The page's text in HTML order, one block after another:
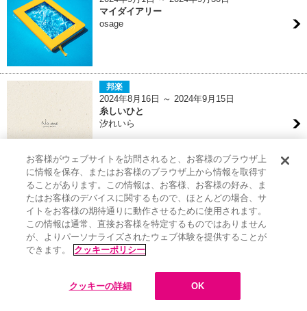
マイダイアリー
osage
邦楽
2024年8月16日 ～ 2024年9月15日
糸しいひと
汐れいら
邦楽
2024年8月16日 ～ 2024年9月15日
Only Lonely Dance
NIKO NIKO TAN TAN
邦楽
2024年8月1日 ～ 2024年8月31日
お客様がウェブサイトを訪問されると、お客様のブラウザ上
に情報を保存、またはお客様のブラウザ上から情報を取得す
ることがあります。この情報は、お客様、お客様の好み、ま
たはお客様のデバイスに関するもので、ほとんどの場合、サ
イトをお客様の期待通りに動作させるために使用されます。
この情報は通常、直接お客様を特定するものではありません
が、よりパーソナライズされたウェブ体験を提供することが
できます。
クッキーポリシー
クッキーの詳細 OK